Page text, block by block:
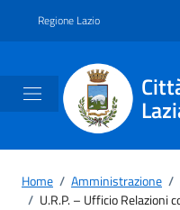
Regione Lazio
Home / Amministrazione /
/ U.R.P. – Ufficio Relazioni